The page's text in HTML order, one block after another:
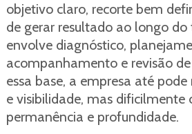
objetivo claro, recorte bem
de gerar resultado ao longo do
envolve diagnóstico,
acompanhamento e revisão de
essa base, a empresa até
e visibilidade, mas dificilmente
permanência e profundidade.